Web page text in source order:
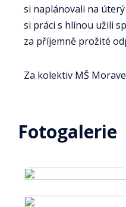
si naplánovali na
si práci s hlínou užili
za příjemně prožité
Za kolektiv MŠ
Fotogalerie